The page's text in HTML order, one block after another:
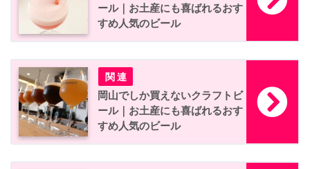
ール｜お土産にも喜ばれるおす
すめ人気のビール
岡山でしか買えないクラフトビ
ール｜お土産にも喜ばれるおす
すめ人気のビール